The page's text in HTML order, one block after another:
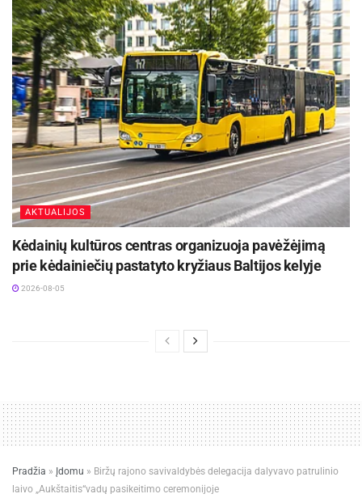
AKTUALIJOS
Kėdainių kultūros centras organizuoja pavėžėjimą
prie kėdainiečių pastatyto kryžiaus Baltijos kelyje
2026-08-05
Pradžia » Įdomu » Biržų rajono savivaldybės delegacija dalyvavo patrulinio
laivo „Aukštaitis“vadų pasikeitimo ceremonijoje